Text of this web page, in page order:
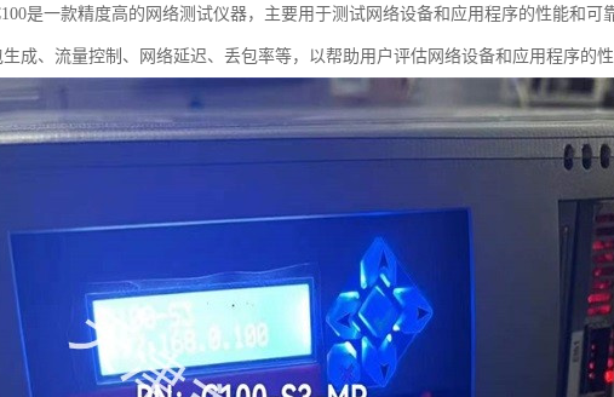
是一款精度高的网络测试仪器，主要用于测试网络设备和应用程序的性能和可
成、流量控制、网络延迟、丢包率等，以帮助用户评估网络设备和应用程序的性